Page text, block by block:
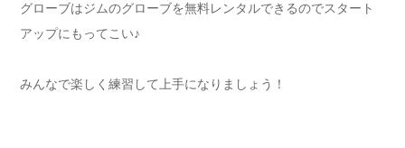
グローブはジムのグローブを無料レンタルできるのでスタート
アップにもってこい♪
みんなで楽しく練習して上手になりましょう！